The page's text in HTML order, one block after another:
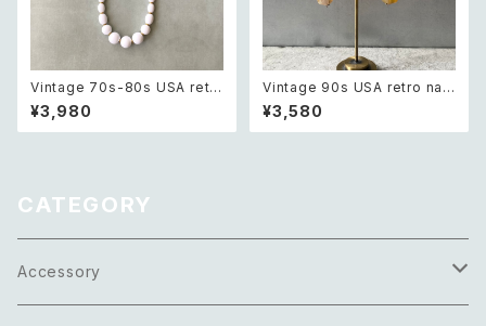
Vintage 70s-80s USA retr
o white beads classical ne
cklace レトロ アメリカ ヴィン
テージ アクセサリー ホワイト ビ
¥3,980
Vintage 90s USA retro nat
ural stone agate swing de
sign pierce レトロ アメリカ ヴ
ィンテージ アクセサリー 天然石
¥3,580
CATEGORY
Accessory